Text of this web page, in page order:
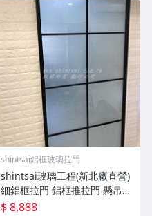
shintsai鋁框玻璃拉門
shintsai玻璃工程(新北廠直營)
細鋁框拉門 鋁框推拉門 懸吊滑
門 鐵框隔間 鐵框屏風玻璃安裝
$ 8,888